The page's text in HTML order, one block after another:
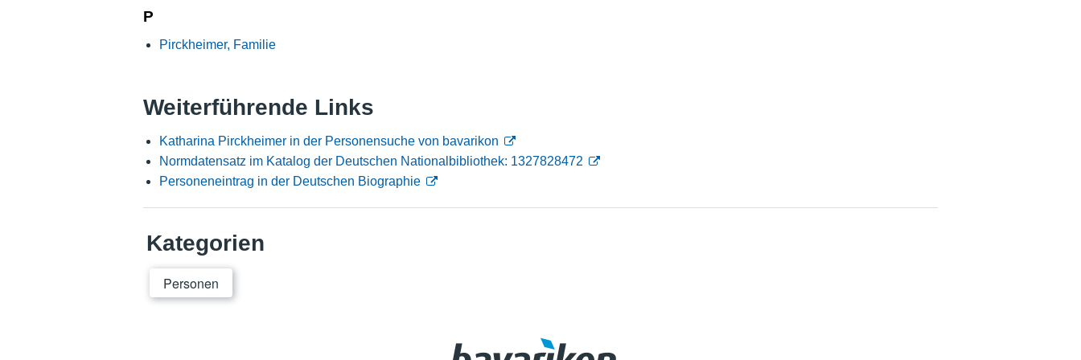
P
Pirckheimer, Familie
Weiterführende Links
Katharina Pirckheimer in der Personensuche von bavarikon
Normdatensatz im Katalog der Deutschen Nationalbibliothek: 1327828472
Personeneintrag in der Deutschen Biographie
Kategorien
Personen